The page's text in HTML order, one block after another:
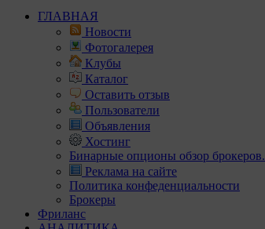
ГЛАВНАЯ
Новости
Фотогалерея
Клубы
Каталог
Оставить отзыв
Пользователи
Объявления
Хостинг
Бинарные опционы обзор брокеров.
Реклама на сайте
Политика конфеденциальности
Брокеры
Фриланс